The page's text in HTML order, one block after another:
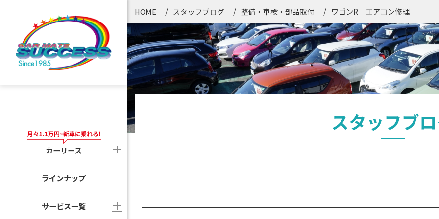
カーリース
ラインナップ
サービス一覧
HOME スタッフブログ 整備・車検・部品取付 ワゴンR エアコン修理
スタッフブ